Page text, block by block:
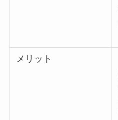
メリット